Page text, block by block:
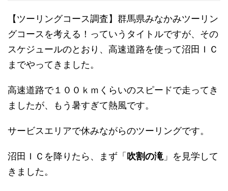
【ツーリングコース調査】群馬県みなかみツーリン
グコースを考える！っていうタイトルですが、その
スケジュールのとおり、高速道路を使って沼田ＩＣ
までやってきました。
高速道路で１００ｋｍくらいのスピードで走ってき
ましたが、もう暑すぎて熱風です。
サービスエリアで休みながらのツーリングです。
沼田ＩＣを降りたら、まず「 吹割の滝 」を見学して
きました。